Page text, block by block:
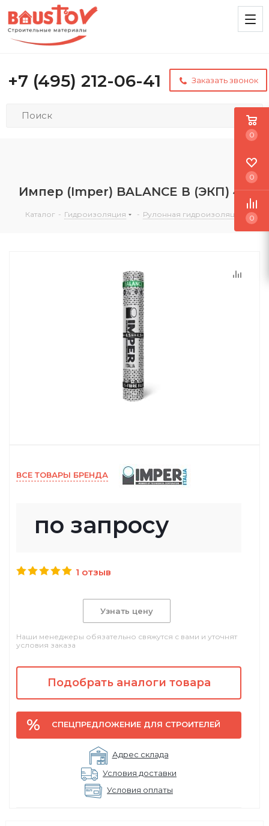
+7 (495) 212-06-41 Заказать звонок
Импер (Imper) BALANCE В (ЭКП) 4,5
Каталог - Гидроизоляция - Рулонная гидроизоляция
ВСЕ ТОВАРЫ БРЕНДА
по запросу
1 отзыв
Узнать цену
Наши менеджеры обязательно свяжутся с вами и уточнят
условия заказа
Подобрать аналоги товара
СПЕЦПРЕДЛОЖЕНИЕ ДЛЯ СТРОИТЕЛЕЙ
Адрес склада
Условия доставки
Условия оплаты
0
0
0